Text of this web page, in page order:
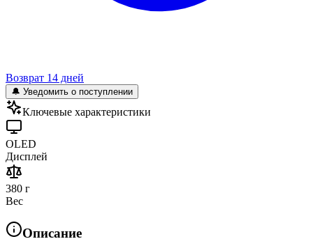
Возврат 14 дней
🔔 Уведомить о поступлении
Ключевые характеристики
OLED
Дисплей
380 г
Вес
Описание